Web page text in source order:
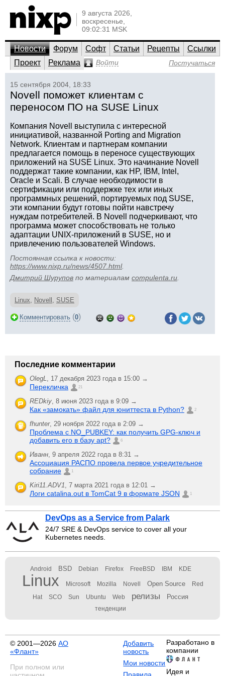
9 августа 2026,
воскресенье,
09:02:31 MSK
Новости Форум Софт Статьи Рецепты
Ссылки
Проект
Реклама Войти Постучаться
15 сентября 2004, 18:33
Novell поможет клиентам с
переносом ПО на SUSE Linux
Компания Novell выступила с интересной
инициативой, названной Porting and Migration
Network. Клиентам и партнерам компании
предлагается помощь в переносе существующих
приложений на SUSE Linux. Это начинание Novell
поддержат такие компании, как HP, IBM, Intel,
Oracle и Scali. В случае необходимости в
сертификации или поддержке тех или иных
программных решений, портируемых под SUSE,
эти компании будут готовы пойти навстречу
нуждам потребителей. В Novell подчеркивают, что
программа может способствовать не только
адаптации UNIX-приложений в SUSE, но и
привлечению пользователей Windows.
Постоянная ссылка к новости:
https://www.nixp.ru/news/4507.html.
Дмитрий Шурупов по материалам compulenta.ru
Linux, Novell , SUSE
Комментировать (0)
Последние комментарии
OlegL, 17 декабря 2023 года в 15:00 →
Перекличка 21
REDkiy, 8 июня 2023 года в 9:09 →
Как «замокать» файл для юниттеста в Python? 2
fhunter, 29 ноября 2022 года в 2:09 →
Проблема с NO_PUBKEY: как получить GPG-ключ и
добавить его в базу apt?
6
Иванн, 9 апреля 2022 года в 8:31 →
Ассоциация РАСПО провела первое учредительное
собрание
1
Kiri11.ADV1, 7 марта 2021 года в 12:01 →
Логи catalina.out в TomCat 9 в формате JSON 1
DevOps as a Service from Palark
24/7 SRE & DevOps service to cover all your
Kubernetes needs.
Android BSD Debian Firefox FreeBSD IBM KDE
Linux Microsoft Mozilla Novell Open Source Red
Hat SCO Sun Ubuntu Web релизы Россия
тенденции
© 2001—2026 АО
«Флант»
При полном или
Добавить
новость
Мои новости
Разработано в
компании
Идея и